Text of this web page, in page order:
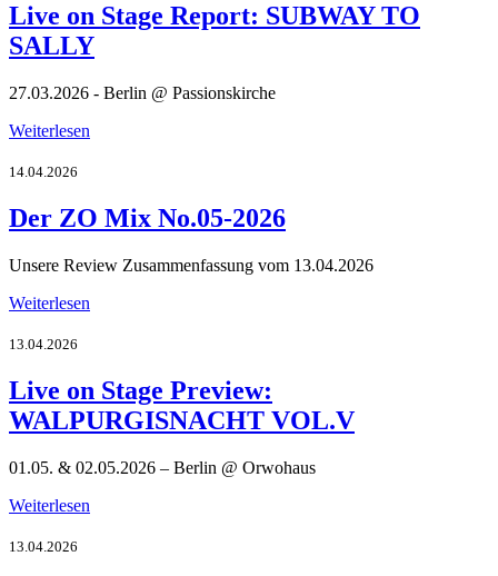
Live on Stage Report: SUBWAY TO
SALLY
27.03.2026 - Berlin @ Passionskirche
Weiterlesen
14.04.2026
Der ZO Mix No.05-2026
Unsere Review Zusammenfassung vom 13.04.2026
Weiterlesen
13.04.2026
Live on Stage Preview:
WALPURGISNACHT VOL.V
01.05. & 02.05.2026 – Berlin @ Orwohaus
Weiterlesen
13.04.2026